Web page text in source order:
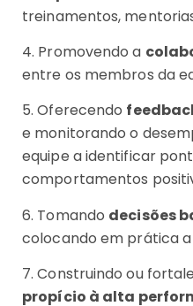
treinamentos,
4. Promovendo a
entre os membros da
5. Oferecendo
e monitorando o
equipe a identificar
comportamentos
6. Tomando decisões
colocando em prática
7. Construindo ou
propício à alta